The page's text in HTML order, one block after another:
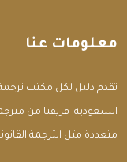
معلومات عنا
تقدم دليل لكل مكتب
السعودية. فريقنا من
متعددة مثل الترجمة